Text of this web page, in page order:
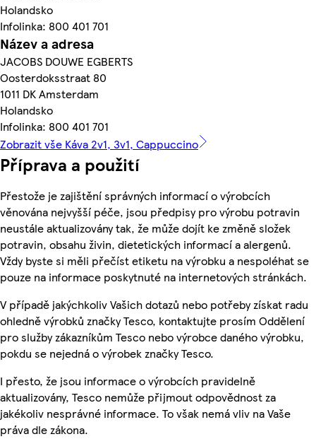
Holandsko
Infolinka: 800 401 701
Název a adresa
JACOBS DOUWE EGBERTS
Oosterdoksstraat 80
1011 DK Amsterdam
Holandsko
Infolinka: 800 401 701
Zobrazit vše Káva 2v1, 3v1, Cappuccino
Příprava a použití
Přestože je zajištění správných informací o výrobcích
věnována nejvyšší péče, jsou předpisy pro výrobu potravin
neustále aktualizovány tak, že může dojít ke změně složek
potravin, obsahu živin, dietetických informací a alergenů.
Vždy byste si měli přečíst etiketu na výrobku a nespoléhat se
pouze na informace poskytnuté na internetových stránkách.
V případě jakýchkoliv Vašich dotazů nebo potřeby získat radu
ohledně výrobků značky Tesco, kontaktujte prosím Oddělení
pro služby zákazníkům Tesco nebo výrobce daného výrobku,
pokdu se nejedná o výrobek značky Tesco.
I přesto, že jsou informace o výrobcích pravidelně
aktualizovány, Tesco nemůže přijmout odpovědnost za
jakékoliv nesprávné informace. To však nemá vliv na Vaše
práva dle zákona.